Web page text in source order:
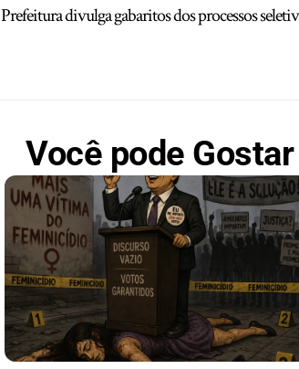
Prefeitura divulga gabaritos dos processos
Você pode Gostar